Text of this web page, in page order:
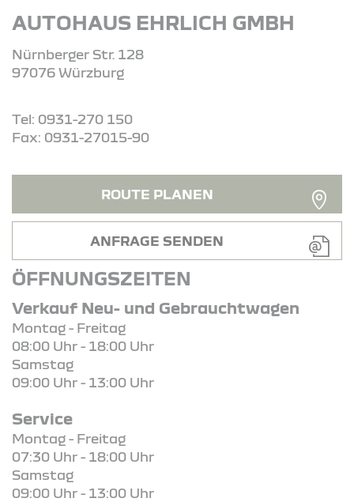
AUTOHAUS EHRLICH GMBH
Nürnberger Str. 128
97076 Würzburg
Tel: 0931-270 150
Fax: 0931-27015-90
ROUTE PLANEN
ANFRAGE SENDEN
ÖFFNUNGSZEITEN
Verkauf Neu- und Gebrauchtwagen
Montag - Freitag
08:00 Uhr - 18:00 Uhr
Samstag
09:00 Uhr - 13:00 Uhr
Service
Montag - Freitag
07:30 Uhr - 18:00 Uhr
Samstag
09:00 Uhr - 13:00 Uhr